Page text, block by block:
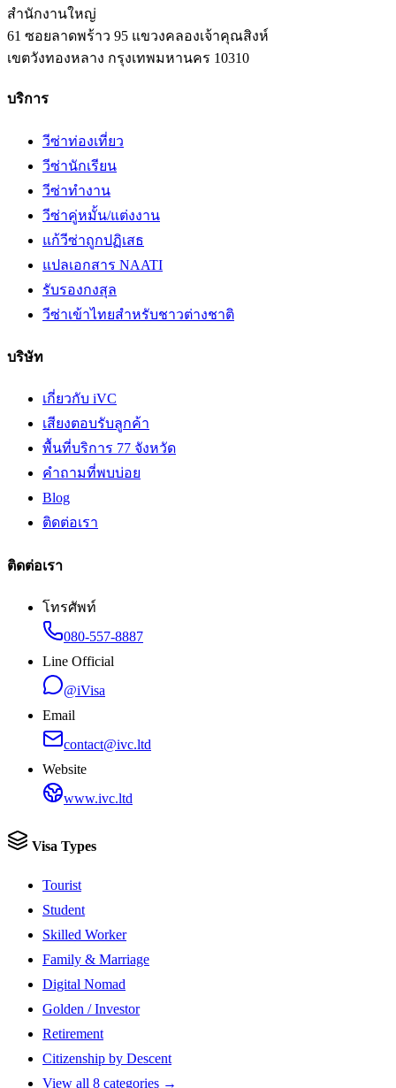
สำนักงานใหญ่
61 ซอยลาดพร้าว 95 แขวงคลองเจ้าคุณสิงห์
เขตวังทองหลาง กรุงเทพมหานคร 10310
บริการ
วีซ่าท่องเที่ยว
วีซ่านักเรียน
วีซ่าทำงาน
วีซ่าคู่หมั้น/แต่งงาน
แก้วีซ่าถูกปฏิเสธ
แปลเอกสาร NAATI
รับรองกงสุล
วีซ่าเข้าไทยสำหรับชาวต่างชาติ
บริษัท
เกี่ยวกับ iVC
เสียงตอบรับลูกค้า
พื้นที่บริการ 77 จังหวัด
คำถามที่พบบ่อย
Blog
ติดต่อเรา
ติดต่อเรา
โทรศัพท์
080-557-8887
Line Official
@iVisa
Email
contact@ivc.ltd
Website
www.ivc.ltd
Visa Types
Tourist
Student
Skilled Worker
Family & Marriage
Digital Nomad
Golden / Investor
Retirement
Citizenship by Descent
View all 8 categories →